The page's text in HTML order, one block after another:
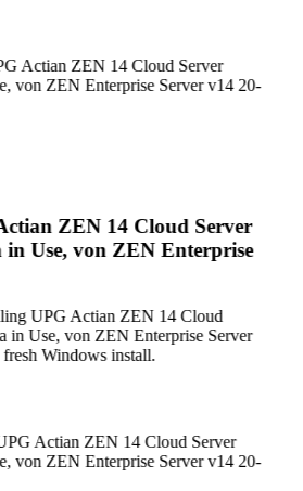
Actian ZEN 14 Cloud Server
von ZEN Enterprise Server v14 20-
ZEN 14 Cloud Server
Use, von ZEN Enterprise
UPG Actian ZEN 14 Cloud
Use, von ZEN Enterprise Server
Windows install.
Actian ZEN 14 Cloud Server
von ZEN Enterprise Server v14 20-